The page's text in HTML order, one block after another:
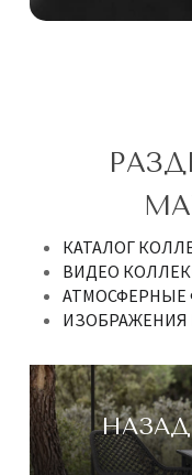
КАТАЛОГ
ВИДЕО
ИЗОБРАЖЕНИЯ